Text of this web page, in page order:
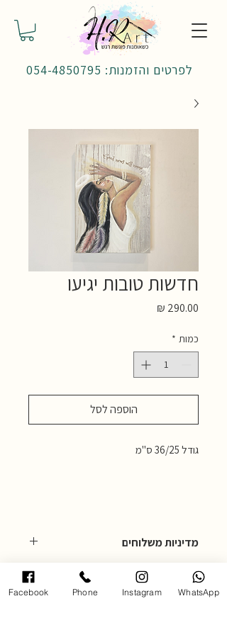
לפרטים והזמנות: 054-4850795
חדשות טובות יגיעו
כמות *
הוספה לסל
גודל 36/25 ס"מ
מדיניות משלוחים
המחיר כולל דמי משלוח.
ניתן גם לאסוף עצמאית מהגלרייה ברעננה,
כתובת הגלרייה : אחוזה 102 רעננה, בתאום
Facebook Phone Instagram WhatsApp